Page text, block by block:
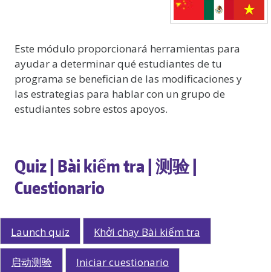
Este módulo proporcionará herramientas para
ayudar a determinar qué estudiantes de tu
programa se benefician de las modificaciones y
las estrategias para hablar con un grupo de
estudiantes sobre estos apoyos.
Quiz | Bài kiểm tra | 测验 |
Cuestionario
Launch quiz Khởi chạy Bài kiểm tra
启动测验 Iniciar cuestionario